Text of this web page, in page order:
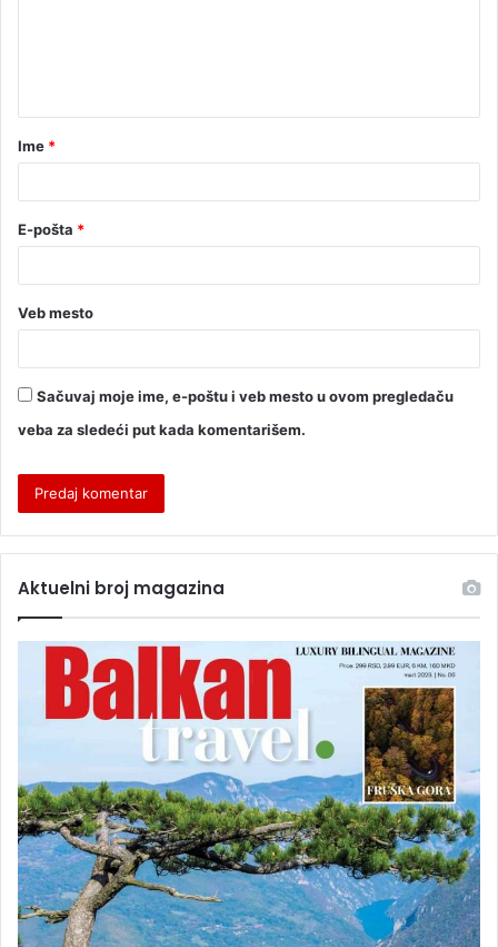
Ime *
E-pošta *
Veb mesto
Sačuvaj moje ime, e-poštu i veb mesto u ovom pregledaču
veba za sledeći put kada komentarišem.
Aktuelni broj magazina